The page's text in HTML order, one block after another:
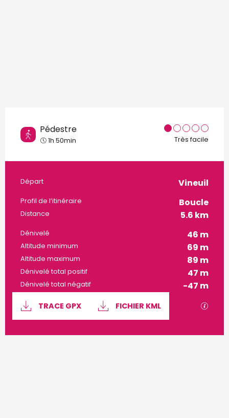
Pédestre
1h 50min Très facile
Informations pratiques
Départ Vineuil
Profil de l’itinéraire Boucle
Distance 5.6 km
Dénivelé 46 m
Altitude minimum 69 m
Altitude maximum 89 m
Dénivelé total positif 47 m
Dénivelé total négatif -47 m
Documentation
TRACE GPX FICHIER KML